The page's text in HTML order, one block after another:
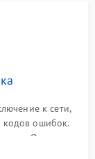
к сети,
кодов ошибок.
Оценка
без